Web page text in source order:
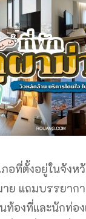
ภอที่ตั้งอยู่ในจัง
าย แถมบรรยาก
ท้องที่และนักท่อ